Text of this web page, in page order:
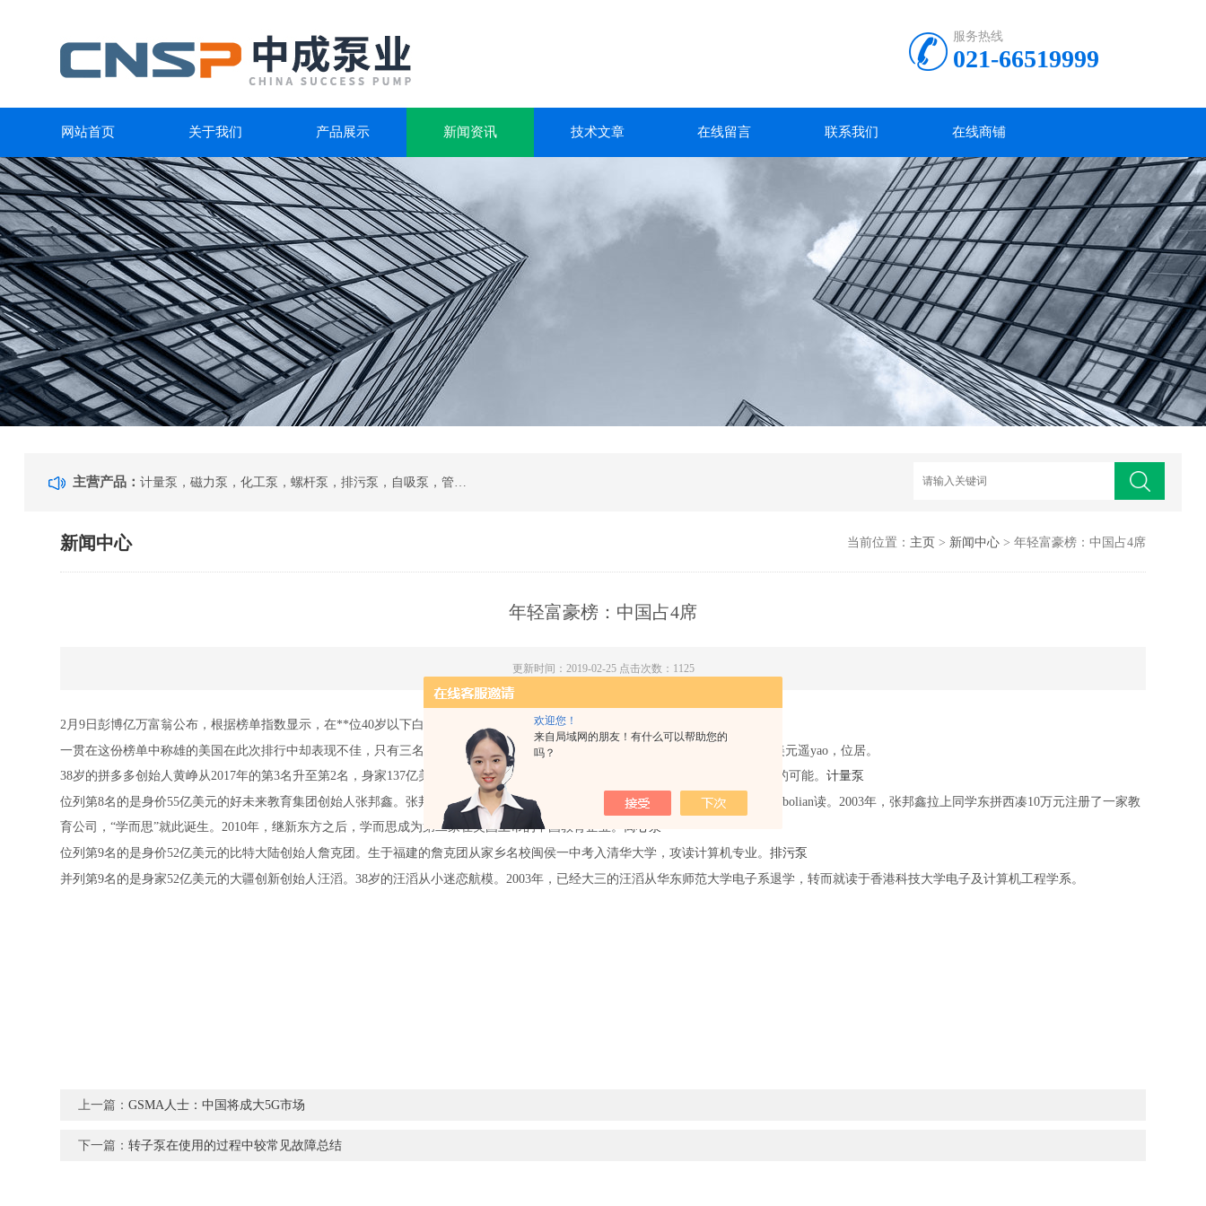
欢迎您！
来自局域网的朋友！有什么可以帮助您的
吗？
服务热线
021-66519999
网站首页 关于我们 产品展示 新闻资讯 技术文章 在线留言 联系我们 在线商铺
主营产品： 计量泵，磁力泵，化工泵，螺杆泵，排污泵，自吸泵，管道泵，多级泵，隔膜泵，齿轮油泵
新闻中心 当前位置： 主页 > 新闻中心> 年轻富豪榜：中国占4席
年轻富豪榜：中国占4席
更新时间：2019-02-25 点击次数：1125
2月9日彭博亿万富翁公布，根据榜单指数显示，在**位40岁以下白手起家的亿万富豪中，有四名中国人和两名澳大利亚人。
一贯在这份榜单中称雄的美国在此次排行中却表现不佳，只有三名美国人入围榜单。其中，Facebook创始人马克·扎克伯格以655亿美元遥yao，位居。
38岁的拼多多创始人黄峥从2017年的第3名升至第2名，身家137亿美元。自上市以来，拼多多市值已突破300亿美元，存在赶超京东的可能。计量泵
位列第8名的是身价55亿美元的好未来教育集团创始人张邦鑫。张邦鑫出生于农民家庭，2002年从四川大学毕业后，考入北京大学硕bolian读。2003年，张邦鑫拉上同学东拼西凑10万元注册了一家教
育公司，“学而思”就此诞生。2010年，继新东方之后，学而思成为第二家在美国上市的中国教育企业。 离心泵
位列第9名的是身价52亿美元的比特大陆创始人詹克团。生于福建的詹克团从家乡名校闽侯一中考入清华大学，攻读计算机专业。排污泵
并列第9名的是身家52亿美元的大疆创新创始人汪滔。38岁的汪滔从小迷恋航模。2003年，已经大三的汪滔从华东师范大学电子系退学，转而就读于香港科技大学电子及计算机工程学系。
上一篇：GSMA人士：中国将成大5G市场
下一篇：转子泵在使用的过程中较常见故障总结